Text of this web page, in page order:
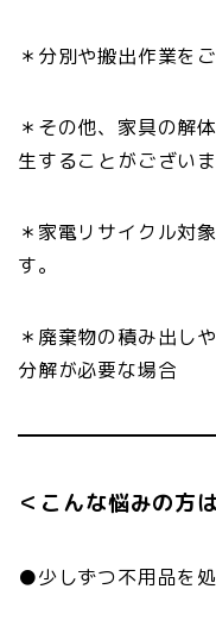
＊分別や搬出作業を
＊その他、家具の解
生することがございま
＊家電リサイクル対
す。
＊廃棄物の積み出し
分解が必要な場合
＜こんな悩みの方
●少しずつ不用品を